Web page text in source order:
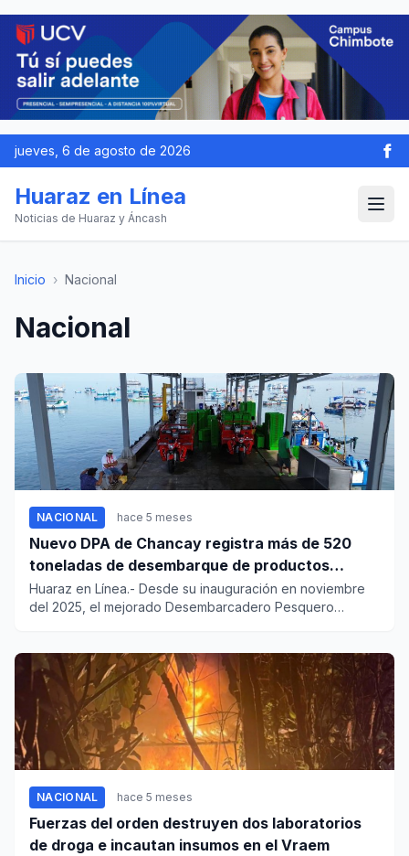
jueves, 6 de agosto de 2026
Huaraz en Línea
Noticias de Huaraz y Áncash
Inicio › Nacional
Nacional
NACIONAL hace 5 meses
Nuevo DPA de Chancay registra más de 520
toneladas de desembarque de productos
hidrobiológicos desde que fue inaugurado
Huaraz en Línea.- Desde su inauguración en noviembre
del 2025, el mejorado Desembarcadero Pesquero
NACIONAL hace 5 meses
Fuerzas del orden destruyen dos laboratorios
de droga e incautan insumos en el Vraem